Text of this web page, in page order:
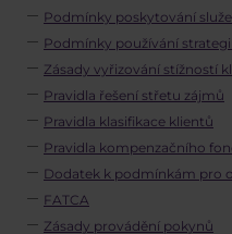
Podmínky poskytování
Podmínky používání
Zásady vyřizování stížností
Pravidla řešení střetu zájmů
Pravidla klasifikace klientů
Pravidla kompenzačního
Dodatek k podmínkám pro
FATCA
Zásady provádění pokynů